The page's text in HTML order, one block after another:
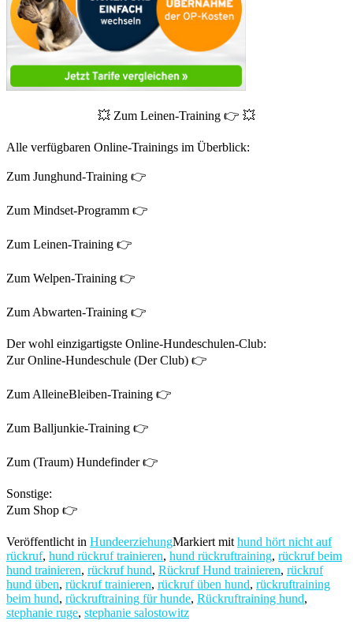
💥 Zum Leinen-Training 👉 💥
Alle verfügbaren Online-Trainings im Überblick:
Zum Junghund-Training 👉
Zum Mindset-Programm 👉
Zum Leinen-Training 👉
Zum Welpen-Training 👉
Zum Abwarten-Training 👉
Der wohl einzigartigste Online-Hundeschulen-Club:
Zur Online-Hundeschule (Der Club) 👉
Zum AlleineBleiben-Training 👉
Zum Balljunkie-Training 👉
Zum (Traum) Hundefinder 👉
Sonstige:
Zum Shop 👉
Veröffentlicht in HundeerziehungMarkiert mit hund hört nicht auf
rückruf, hund rückruf trainieren, hund rückruftraining, rückruf beim
hund trainieren, rückruf hund, Rückruf Hund trainieren, rückruf
hund üben, rückruf trainieren, rückruf üben hund, rückruftraining
beim hund, rückruftraining für hunde, Rückruftraining hund,
stephanie ruge, stephanie salostowitz